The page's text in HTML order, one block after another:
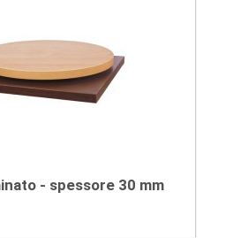
- spessore 30 mm